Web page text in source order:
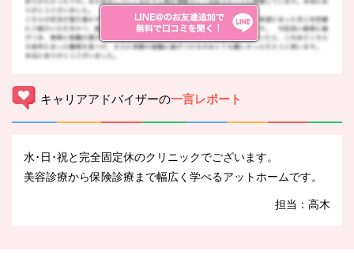
キャリアアドバイザーの一言レポート
水･日･祝と完全固定休のクリニックでございます。
美容診療から保険診療まで幅広く学べるアットホームです。
担当：高木